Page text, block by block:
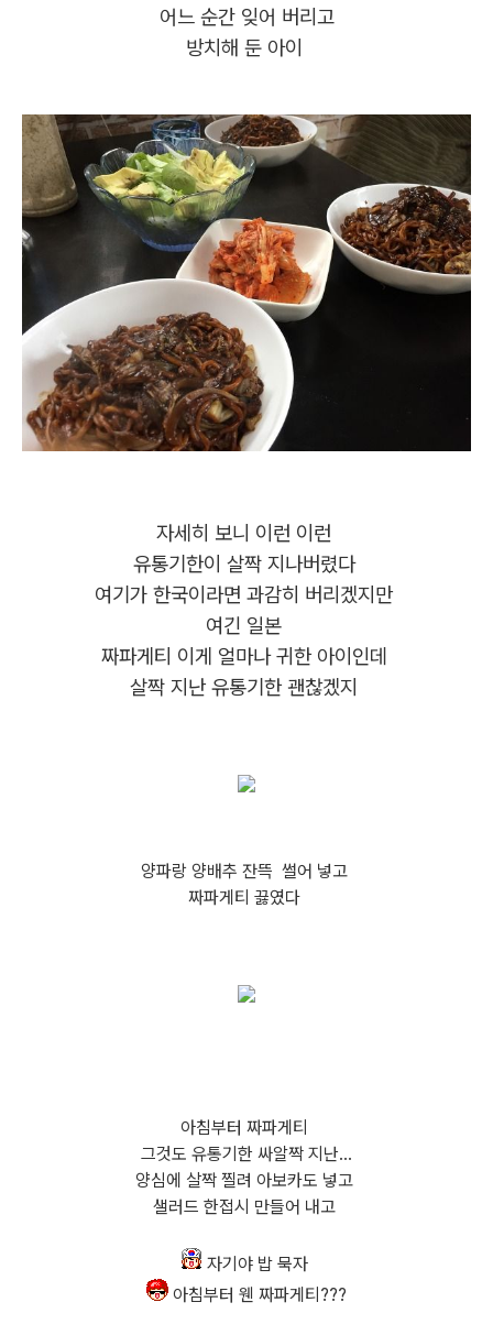
어느 순간 잊어 버리고
방치해 둔 아이
자세히 보니 이런 이런
유통기한이 살짝 지나버렸다
여기가 한국이라면 과감히 버리겠지만
여긴 일본
짜파게티 이게 얼마나 귀한 아이인데
살짝 지난 유통기한 괜찮겠지
양파랑 양배추 잔뜩 썰어 넣고
짜파게티 끓였다
아침부터 짜파게티
그것도 유통기한 싸알짝 지난...
양심에 살짝 찔려 아보카도 넣고
샐러드 한접시 만들어 내고
자기야 밥 묵자
아침부터 웬 짜파게티???